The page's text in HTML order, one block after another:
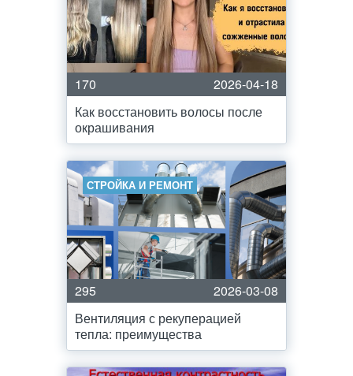
170
2026-04-18
Как восстановить волосы после
окрашивания
СТРОЙКА И РЕМОНТ
295
2026-03-08
Вентиляция с рекуперацией
тепла: преимущества